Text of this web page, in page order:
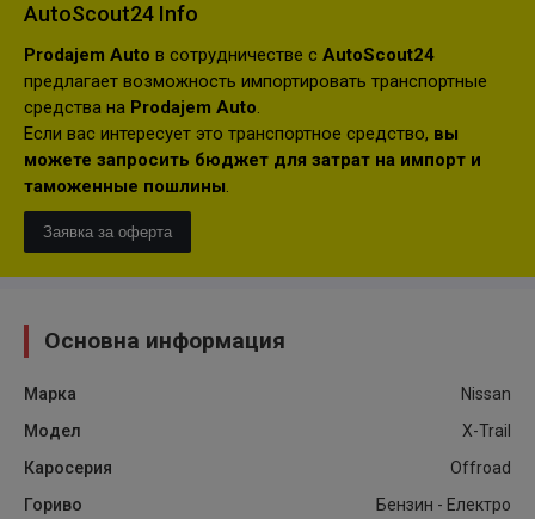
AutoScout24 Info
Prodajem Auto в сотрудничестве с AutoScout24
предлагает возможность импортировать транспортные
средства на Prodajem Auto.
Если вас интересует это транспортное средство, вы
можете запросить бюджет для затрат на импорт и
таможенные пошлины.
Заявка за оферта
Основна информация
Марка
Nissan
Модел
X-Trail
Каросерия
Offroad
Гориво
Бензин - Електро